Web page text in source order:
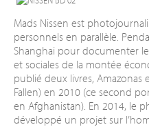
Mads Nissen est
personnels en parallèle.
Shanghai pour documenter
et sociales de la montée
publié deux livres, Amazonas
Fallen) en 2010 (ce second
en Afghanistan). En 2014, le
développé un projet sur